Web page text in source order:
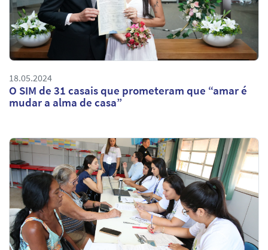
18.05.2024
O SIM de 31 casais que prometeram que “amar é
mudar a alma de casa”